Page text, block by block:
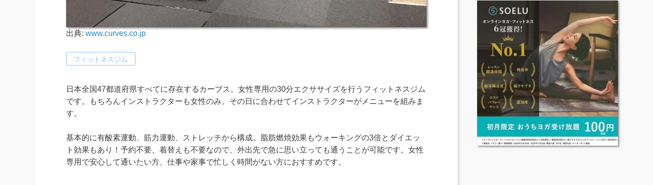
出典: www.curves.co.jp
フィットネスジム
日本全国47都道府県すべてに存在するカーブス。女性専用の30分エクササイズを行うフィットネスジム
です。もちろんインストラクターも女性のみ。その日に合わせてインストラクターがメニューを組みま
す。
基本的に有酸素運動、筋力運動、ストレッチから構成。脂肪燃焼効果もウォーキングの3倍とダイエッ
ト効果もあり！予約不要、着替えも不要なので、外出先で急に思い立っても通うことが可能です。女性
専用で安心して通いたい方、仕事や家事で忙しく時間がない方におすすめです。